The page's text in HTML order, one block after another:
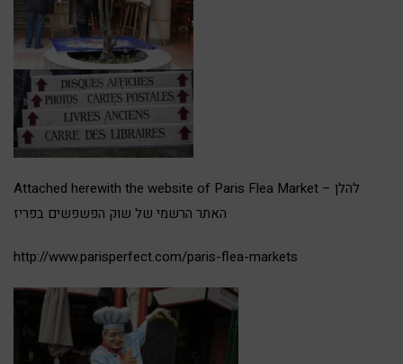
Attached herewith the website of Paris Flea Market – להלן
האתר הרשמי של שוק הפשפשים בפריז
http://www.parisperfect.com/paris-flea-markets